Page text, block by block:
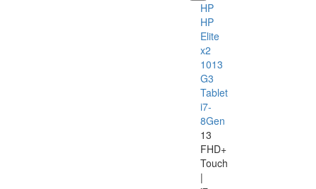
HP
HP
Elite
x2
1013
G3
Tablet
i7-
8Gen
13
FHD+
Touch
|